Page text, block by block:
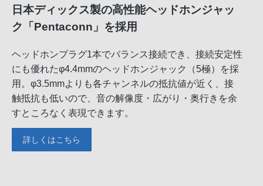
日本ディックス製の高性能ヘッドホンジャッ
ク「Pentaconn」を採用
ヘッドホンプラグ1本でバランス接続でき、接続安定性
にも優れたφ4.4mmのヘッドホンジャック（5極）を採
用。φ3.5mmよりも各チャンネルの抵抗値が近く、接
触抵抗も低いので、音の解像度・広がり・奥行きを余
すところなく表現できます。
詳しくはこちら